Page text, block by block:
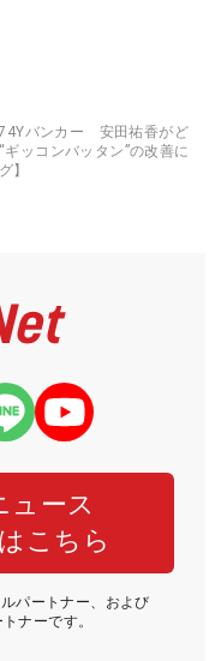
バンカー 安田祐香がど
ッコンバッタン”の改善に
】
ュース
こちら
パートナー、および
ナーです。